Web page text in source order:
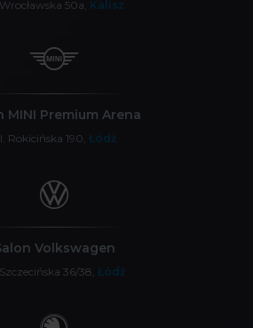
50a, Kalisz
MINI Premium Arena
Rokicińska 190, Łódź
Volkswagen
36/38, Łódź